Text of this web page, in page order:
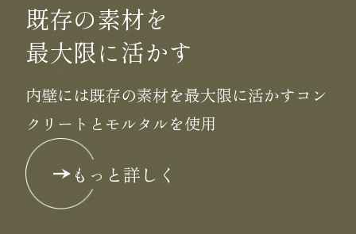
既存の素材を
最大限に活かす
内壁には既存の素材を最大限に活かすコン
クリートとモルタルを使用
もっと詳しく